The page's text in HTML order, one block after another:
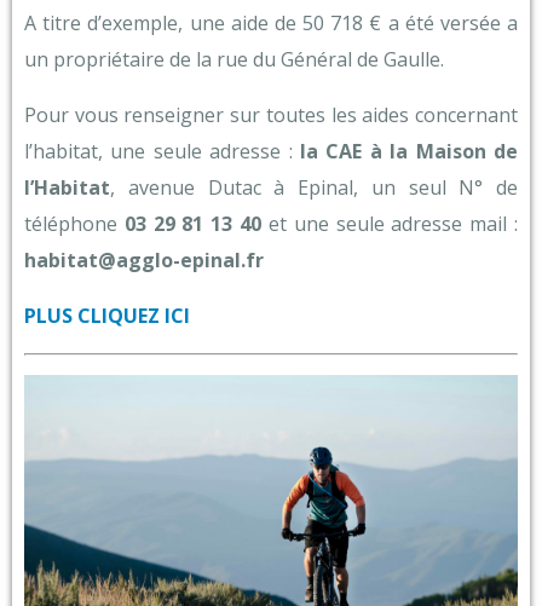
A titre d’exemple, une aide de 50 718 € a été versée a
un propriétaire de la rue du Général de Gaulle.
Pour vous renseigner sur toutes les aides concernant
l’habitat, une seule adresse : la CAE à la Maison de
l’Habitat, avenue Dutac à Epinal, un seul N° de
téléphone 03 29 81 13 40 et une seule adresse mail :
habitat@agglo-epinal.fr
PLUS CLIQUEZ ICI